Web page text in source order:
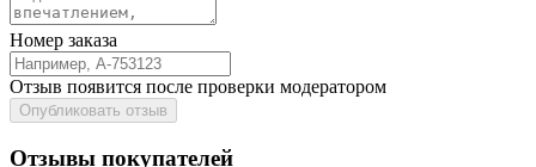
Номер заказа
Отзыв появится после проверки модератором
Опубликовать отзыв
Отзывы покупателей